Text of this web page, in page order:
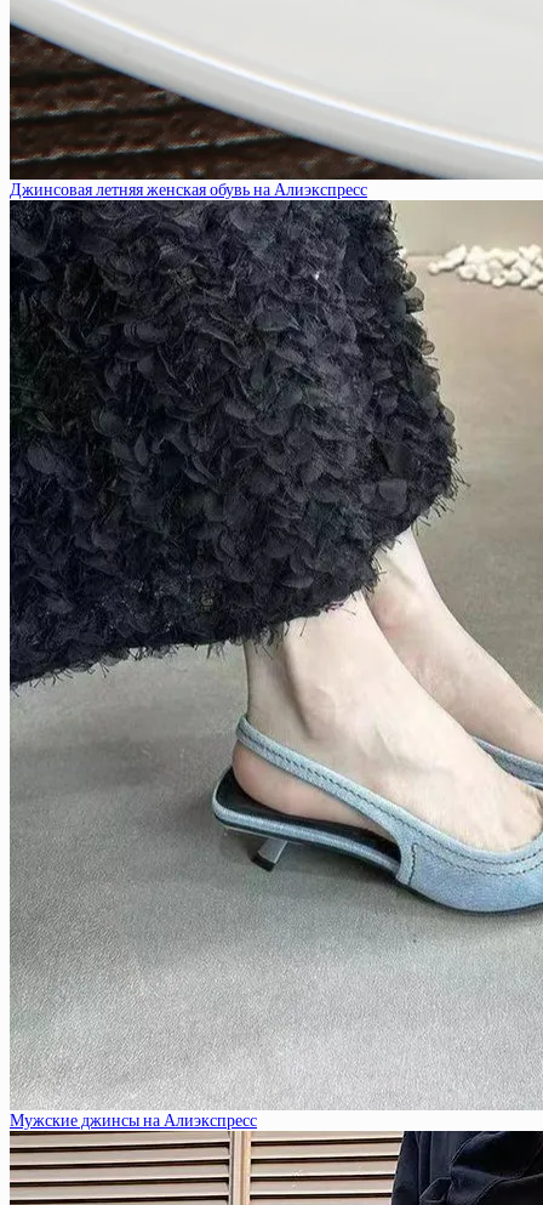
Джинсовая летняя женская обувь на Алиэкспресс
Мужские джинсы на Алиэкспресс